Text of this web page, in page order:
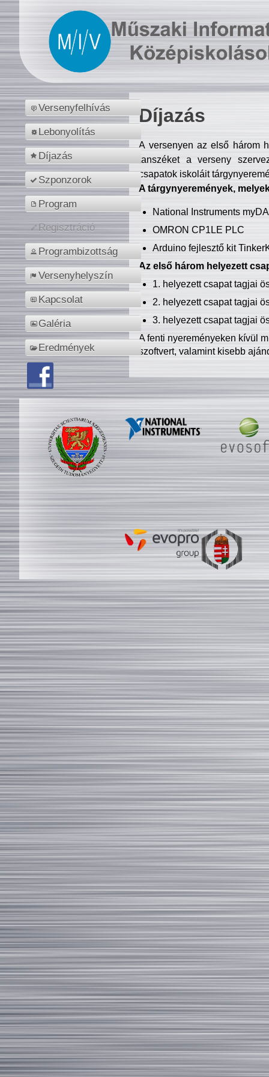
Versenyfelhívás
Lebonyolítás
Díjazás
Szponzorok
Program
Regisztráció
Programbizottság
Versenyhelyszín
Kapcsolat
Galéria
Eredmények
Díjazás
A versenyen az első három
tanszéket a verseny
csapatok iskoláit
A tárgynyeremények,
National Instruments
OMRON CP1LE PLC
Arduino fejlesztő kit
Az első három helyezett
1. helyezett csapat tagjai
2. helyezett csapat tagjai
3. helyezett csapat tagjai
A fenti nyereményeken kívül
szoftvert, valamint kisebb